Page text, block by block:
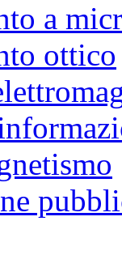
a
ottico